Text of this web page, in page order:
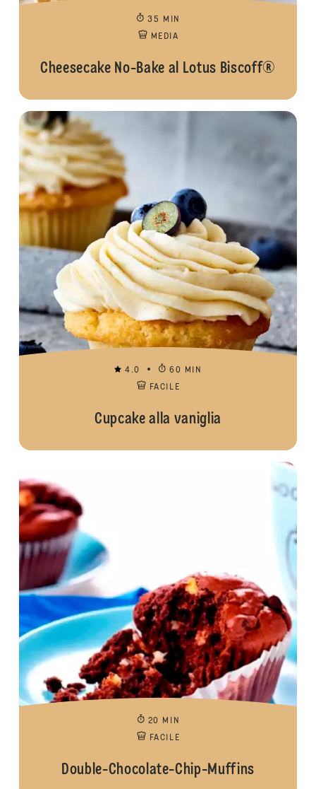
35 MIN
MEDIA
Cheesecake No-Bake al Lotus Biscoff®
4.0
60 MIN
FACILE
Cupcake alla vaniglia
20 MIN
FACILE
Double-Chocolate-Chip-Muffins